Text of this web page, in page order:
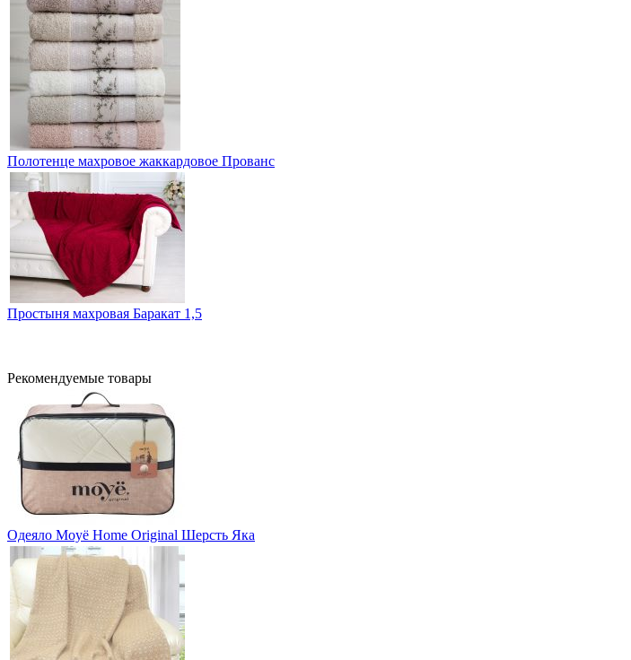
Полотенце махровое жаккардовое Прованс
Простыня махровая Баракат 1,5
Рекомендуемые товары
Одеяло Moyё Home Original Шерсть Яка